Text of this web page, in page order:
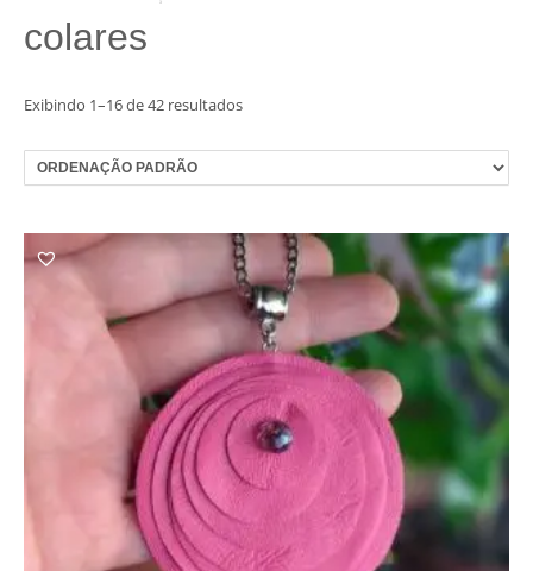
colares
Exibindo 1–16 de 42 resultados